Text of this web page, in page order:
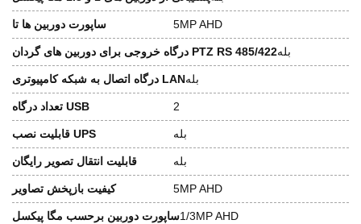
ساپورت دوربین ها تا 5MP AHD
درگاه خروجی برای دوربین های گردان PTZ RS 485/422بله
درگاه اتصال به شبکه کامپیوتری LANبله
تعداد درگاه USB 2
قابلیت نصب UPS بله
قابلیت انتقال تصویر رایگان بله
کیفیت بازپخش تصاویر 5MP AHD
ساپورت دوربین برحسب مگا پیکسل1/3MP AHD